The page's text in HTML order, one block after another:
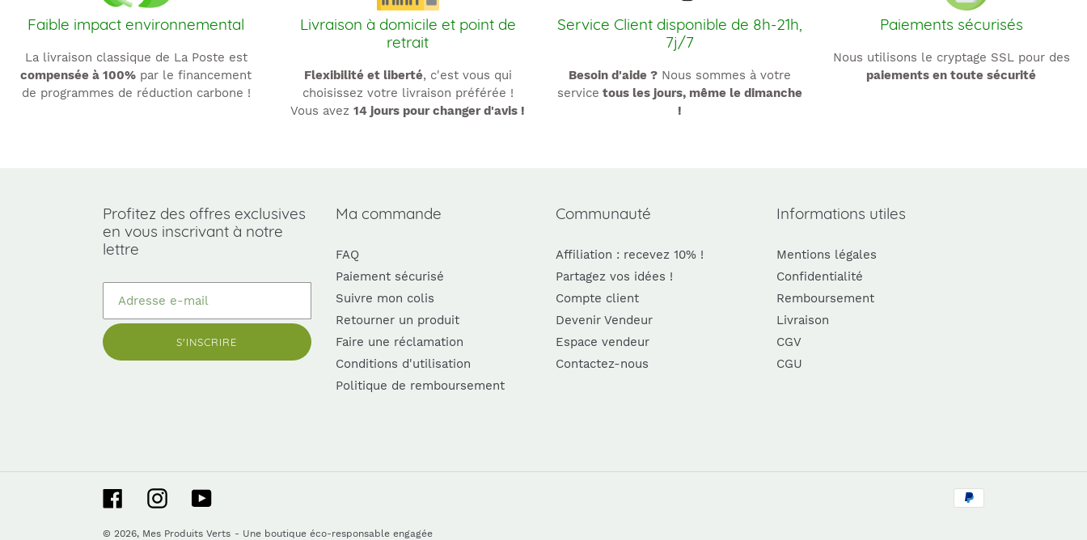
Faible impact environnemental
La livraison classique de La Poste est
compensée à 100% par le financement
de programmes de réduction carbone !
Livraison à domicile et point de
retrait
Flexibilité et liberté, c'est vous qui
choisissez votre livraison préférée !
Vous avez 14 jours pour changer d'avis !
Service Client disponible de 8h-21h,
7j/7
Besoin d'aide ?Nous sommes à votre
service tous les jours, même le dimanche
!
Paiements sécurisés
Nous utilisons le cryptage SSL pour des
paiements en toute sécurité
Profitez des offres exclusives
en vous inscrivant à notre
lettre
S'INSCRIRE
Ma commande
FAQ
Paiement sécurisé
Suivre mon colis
Retourner un produit
Faire une réclamation
Conditions d'utilisation
Politique de remboursement
Communauté
Affiliation : recevez 10% !
Partagez vos idées !
Compte client
Devenir Vendeur
Espace vendeur
Contactez-nous
Informations utiles
Mentions légales
Confidentialité
Remboursement
Livraison
CGV
CGU
FacebookInstagramYouTube
© 2026, Mes Produits Verts - Une boutique éco-responsable engagée